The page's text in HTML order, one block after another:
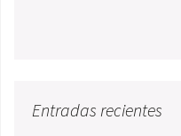
Entradas recientes